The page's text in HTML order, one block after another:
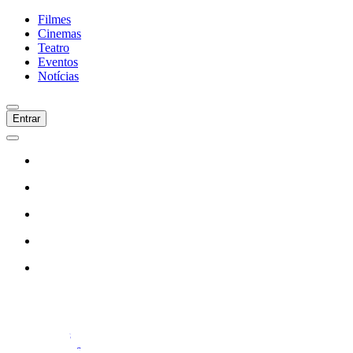
Filmes
Cinemas
Teatro
Eventos
Notícias
Entrar
Filmes
Cinemas